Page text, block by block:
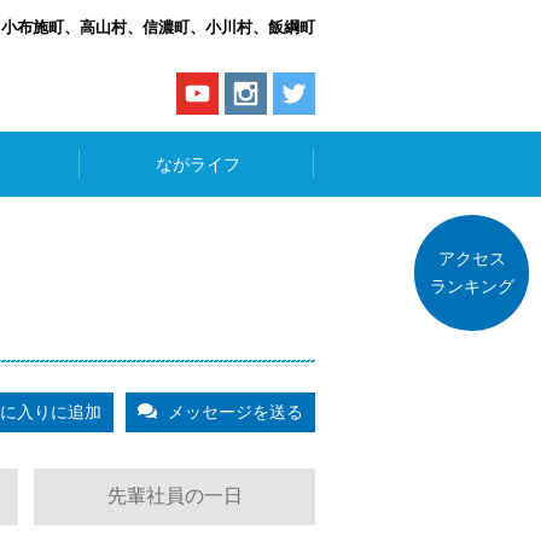
布施町、高山村、信濃町、小川村、飯綱町
ながライフ
入りに追加 メッセージを送る
先輩社員の一日
アクセス
ランキング